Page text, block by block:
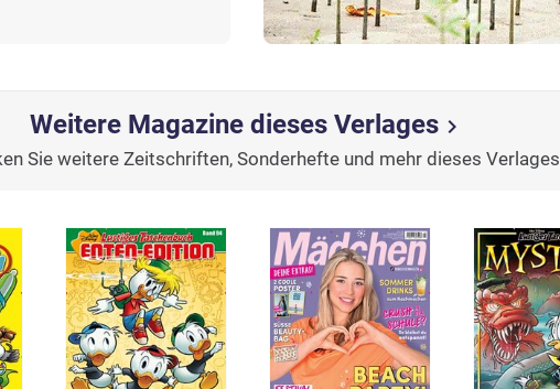
Weitere Magazine dieses Verlageschevron_right
Sie weitere Zeitschriften, Sonderhefte und mehr dieses Verlages